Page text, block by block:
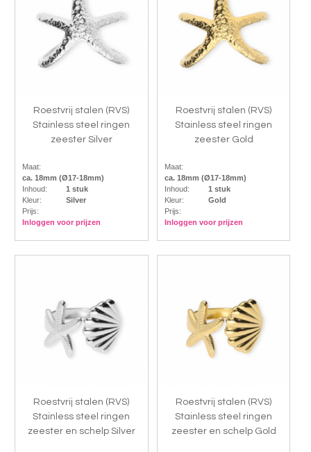
Roestvrij stalen (RVS)
Stainless steel ringen
zeester Silver
Maat:
ca. 18mm (Ø17-18mm)
Inhoud:
1 stuk
Kleur:
Silver
Prijs:
Inloggen voor prijzen
Roestvrij stalen (RVS)
Stainless steel ringen
zeester Gold
Maat:
ca. 18mm (Ø17-18mm)
Inhoud:
1 stuk
Kleur:
Gold
Prijs:
Inloggen voor prijzen
Roestvrij stalen (RVS)
Stainless steel ringen
zeester en schelp Silver
Roestvrij stalen (RVS)
Stainless steel ringen
zeester en schelp Gold